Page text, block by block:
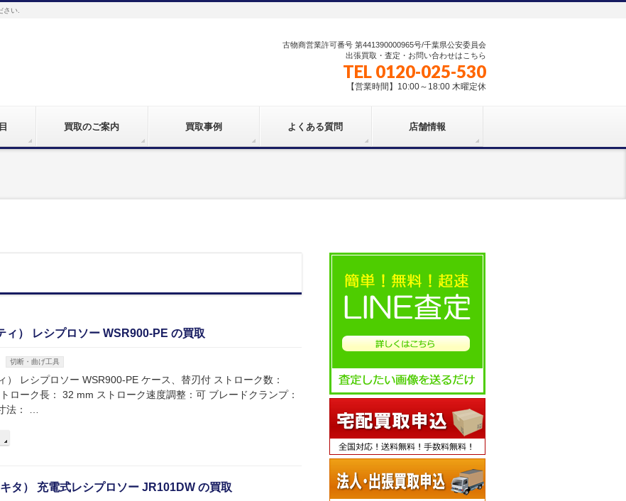
さい.
古物商営業許可番号 第441390000965号/千葉県公安委員会
出張買取・査定・お問い合わせはこちら
TEL 0120-025-530
【営業時間】10:00～18:00 木曜定休
買取のご案内 買取事例 よくある質問 店舗情報
ィ） レシプロソー WSR900-PE の買取
切断・曲げ工具
） レシプロソー WSR900-PE ケース、替刃付 ストローク数：
ローク長： 32 mm ストローク速度調整：可 ブレードクランプ：
法： …
タ） 充電式レシプロソー JR101DW の買取